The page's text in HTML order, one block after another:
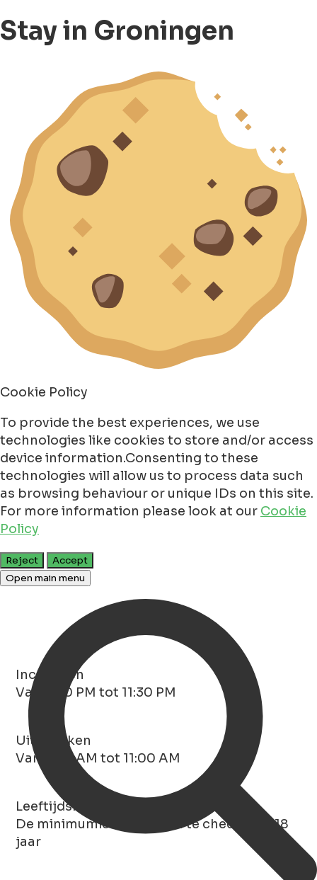
Stay in Groningen
Cookie Policy
To provide the best experiences, we use
technologies like cookies to store and/or access
device information.Consenting to these
technologies will allow us to process data such
as browsing behaviour or unique IDs on this site.
For more information please look at our Cookie
Policy
Reject
Accept
Open main menu
Inchecken
Van 3:00 PM tot 11:30 PM
Uitchecken
Van 7:00 AM tot 11:00 AM
Leeftijdsrestrictie
De minimumleeftijd om in te checken is 18
jaar